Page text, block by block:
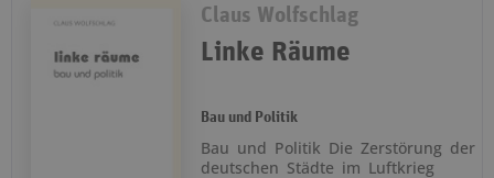
Claus Wolfschlag
Linke Räume
Bau und Politik
Bau und Politik Die Zerstörung der
deutschen Städte im Luftkrieg